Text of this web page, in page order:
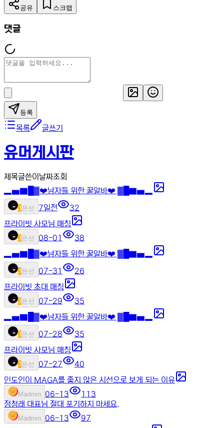
공유 스크랩
댓글
등록
목록 글쓰기
유머게시판
제목글쓴이 날짜조회
▂▅▇█▓❤️남자들 위한 꿀알바❤️ ▓█▇▅▂
3은선 7일전
32
프라이빗 사모님 매칭
3은선 08-01
38
▂▅▇█▓❤️남자들 위한 꿀알바❤️ ▓█▇▅▂
3은선 07-31
26
프라이빗 초대 매칭
3은선 07-29
35
▂▅▇█▓❤️남자들 위한 꿀알바❤️ ▓█▇▅▂
3은선 07-28
35
프라이빗 사모님 매칭
3은선 07-27
40
인도인이 MAGA를 좋지 않은 시선으로 보게 되는 이유
Madmin 06-13
113
정청래 대표님 절대 포기하지 마세요.
Madmin 06-13
97